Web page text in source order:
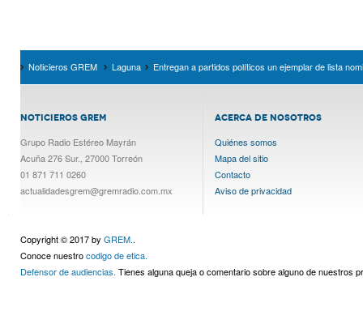
Noticieros GREM Laguna Entregan a partidos políticos un ejemplar de lista
NOTICIEROS GREM
Grupo Radio Estéreo Mayrán
Acuña 276 Sur., 27000 Torreón
01 871 711 0260
actualidadesgrem@gremradio.com.mx
ACERCA DE NOSOTROS
Quiénes somos
Mapa del sitio
Contacto
Aviso de privacidad
Copyright © 2017 by GREM..
Conoce nuestrocodigo de etica.
Defensor de audiencias. Tienes alguna queja o comentario sobre alguno de nuestros